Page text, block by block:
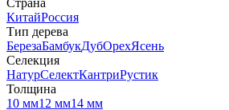
Страна
КитайРоссия
Тип дерева
БерезаБамбукДубОрехЯсень
Селекция
НатурСелектКантриРустик
Толщина
10 мм12 мм14 мм